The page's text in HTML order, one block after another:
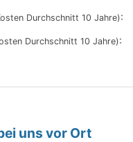
Durchschnitt 10 Jahre):
Durchschnitt 10 Jahre):
uns vor Ort